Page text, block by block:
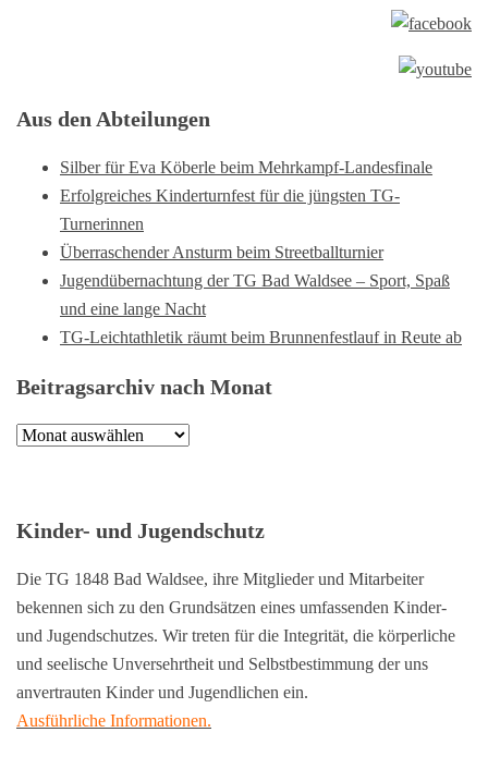
Aus den Abteilungen
Silber für Eva Köberle beim Mehrkampf-Landesfinale
Erfolgreiches Kinderturnfest für die jüngsten TG-
Turnerinnen
Überraschender Ansturm beim Streetballturnier
Jugendübernachtung der TG Bad Waldsee – Sport, Spaß
und eine lange Nacht
TG-Leichtathletik räumt beim Brunnenfestlauf in Reute ab
Beitragsarchiv nach Monat
Beitragsarchiv
Kinder- und Jugendschutz
Die TG 1848 Bad Waldsee, ihre Mitglieder und Mitarbeiter
bekennen sich zu den Grundsätzen eines umfassenden Kinder-
und Jugendschutzes. Wir treten für die Integrität, die körperliche
und seelische Unversehrtheit und Selbstbestimmung der uns
anvertrauten Kinder und Jugendlichen ein.
Ausführliche Informationen.